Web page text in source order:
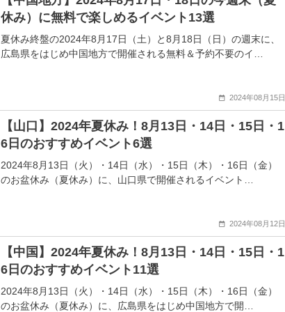
休み）に無料で楽しめるイベント13選
夏休み終盤の2024年8月17日（土）と8月18日（日）の週末に、
広島県をはじめ中国地方で開催される無料＆予約不要のイ…
2024年08月15日
【山口】2024年夏休み！8月13日・14日・15日・1
6日のおすすめイベント6選
2024年8月13日（火）・14日（水）・15日（木）・16日（金）
のお盆休み（夏休み）に、山口県で開催されるイベント…
2024年08月12日
【中国】2024年夏休み！8月13日・14日・15日・1
6日のおすすめイベント11選
2024年8月13日（火）・14日（水）・15日（木）・16日（金）
のお盆休み（夏休み）に、広島県をはじめ中国地方で開…